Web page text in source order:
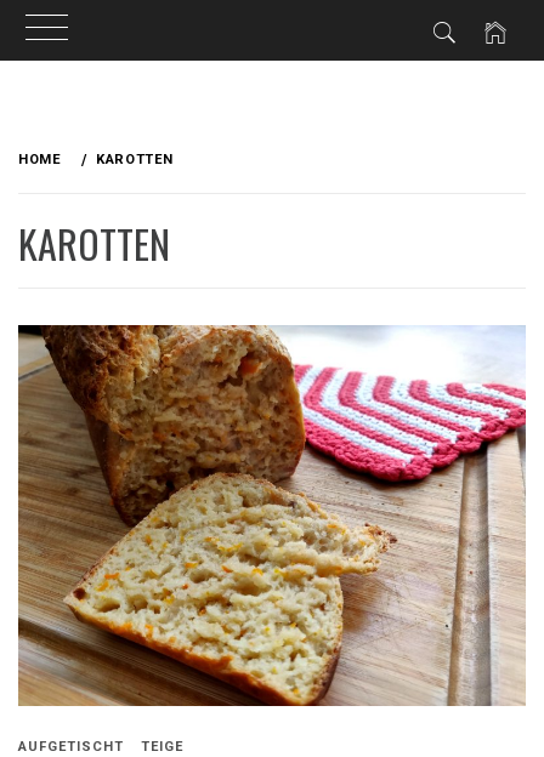
HOME KAROTTEN
KAROTTEN
AUFGETISCHT TEIGE